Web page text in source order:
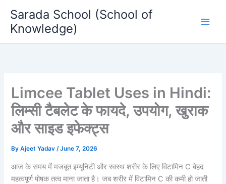
content
Sarada School (School of
Knowledge)
Limcee Tablet Uses in Hindi:
लिम्सी टैबलेट के फायदे, उपयोग, खुराक
और साइड इफेक्ट्स
ByAjeet Yadav/June 7, 2026
आज के समय में मजबूत इम्यूनिटी और स्वस्थ शरीर के लिए विटामिन C बेहद
महत्वपूर्ण पोषक तत्व माना जाता है। जब शरीर में विटामिन C की कमी हो जाती